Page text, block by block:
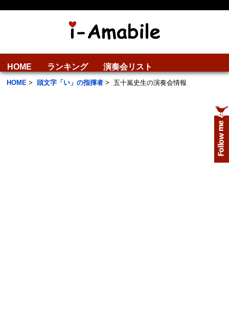
HOME ランキング 演奏会リスト
HOME > 頭文字「い」の指揮者 > 五十嵐史生の演奏会情報